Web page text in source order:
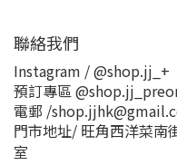
聯絡我們
Instagram / @shop.jj_+
預訂專區
電郵 /
門市地址/ 旺角西洋菜南
室